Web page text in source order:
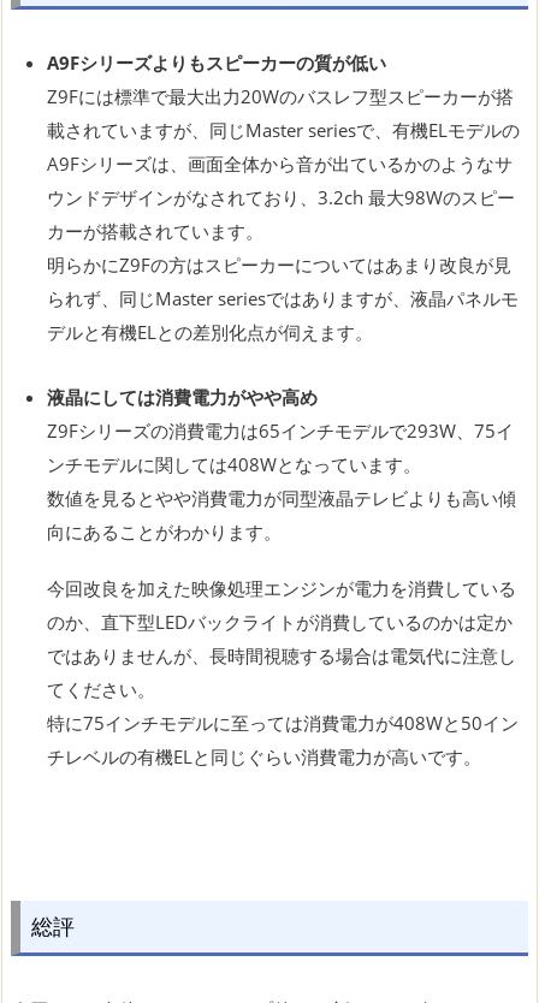
A9Fシリーズよりもスピーカーの質が低い
Z9Fには標準で最大出力20Wのバスレフ型スピーカーが搭
載されていますが、同じMaster seriesで、有機ELモデルの
A9Fシリーズは、画面全体から音が出ているかのようなサ
ウンドデザインがなされており、3.2ch 最大98Wのスピー
カーが搭載されています。
明らかにZ9Fの方はスピーカーについてはあまり改良が見
られず、同じMaster seriesではありますが、液晶パネルモ
デルと有機ELとの差別化点が伺えます。
液晶にしては消費電力がやや高め
Z9Fシリーズの消費電力は65インチモデルで293W、75イ
ンチモデルに関しては408Wとなっています。
数値を見るとやや消費電力が同型液晶テレビよりも高い傾
向にあることがわかります。
今回改良を加えた映像処理エンジンが電力を消費している
のか、直下型LEDバックライトが消費しているのかは定か
ではありませんが、長時間視聴する場合は電気代に注意し
てください。
特に75インチモデルに至っては消費電力が408Wと50イン
チレベルの有機ELと同じぐらい消費電力が高いです。
総評